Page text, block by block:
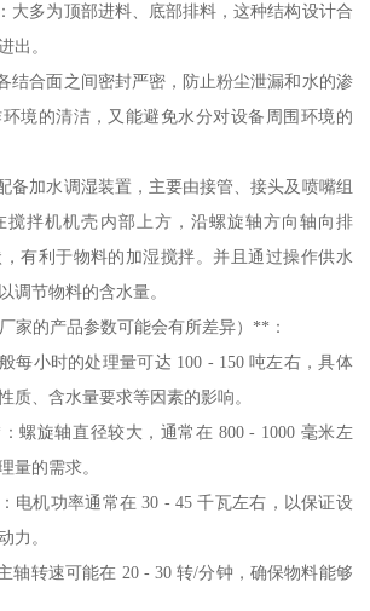
多为顶部进料、底部排料，这种结构设计合
出。
合面之间密封严密，防止粉尘泄漏和水的渗
境的清洁，又能避免水分对设备周围环境的
加水调湿装置，主要由接管、接头及喷嘴组
搅拌机机壳内部上方，沿螺旋轴方向轴向排
有利于物料的加湿搅拌。并且通过操作供水
调节物料的含水量。
家的产品参数可能会有所差异）**：
小时的处理量可达 100 - 150 吨左右，具体
质、含水量要求等因素的影响。
旋轴直径较大，通常在 800 - 1000 毫米左
量的需求。
机功率通常在 30 - 45 千瓦左右，以保证设
力。
转速可能在 20 - 30 转/分钟，确保物料能够